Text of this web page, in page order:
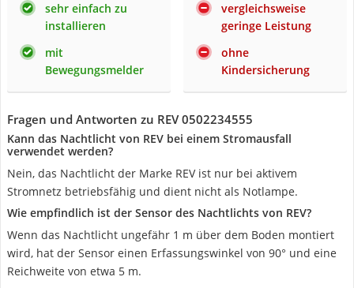
sehr einfach zu
installieren
mit
Bewegungsmelder
vergleichsweise
geringe Leistung
ohne
Kindersicherung
Fragen und Antworten zu REV 0502234555
Kann das Nachtlicht von REV bei einem Stromausfall
verwendet werden?
Nein, das Nachtlicht der Marke REV ist nur bei aktivem
Stromnetz betriebsfähig und dient nicht als Notlampe.
Wie empfindlich ist der Sensor des Nachtlichts von REV?
Wenn das Nachtlicht ungefähr 1 m über dem Boden montiert
wird, hat der Sensor einen Erfassungswinkel von 90° und eine
Reichweite von etwa 5 m.